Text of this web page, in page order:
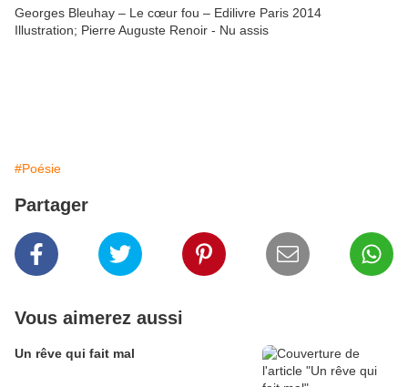
Georges Bleuhay – Le cœur fou – Edilivre Paris 2014
Illustration; Pierre Auguste Renoir - Nu assis
#Poésie
Partager
Vous aimerez aussi
Un rêve qui fait mal